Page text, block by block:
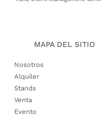
MAPA DEL SITIO
Nosotros
Alquiler
Stands
Venta
Evento